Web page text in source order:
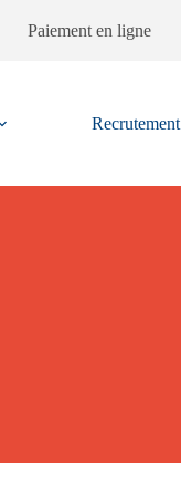
Paiement en ligne
Recrutement